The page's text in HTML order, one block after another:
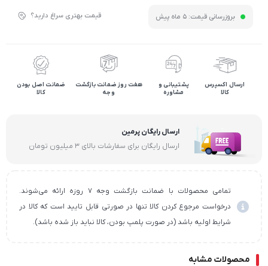
بروزرسانی قیمت: 5 ماه پیش قیمت بهتری سراغ دارید؟
ارسال اکسپرس
کالا
پشتیبانی و
مشاوره
هفت روز ضمانت بازگشت
وجه
ضمانت اصل بودن
کالا
ارسال رایگان پرمین
ارسال رایگان برای سفارشات بالای ۳ میلیون تومان
تمامی محصولات با ضمانت بازگشت وجه ۷ روزه ارائه می‌شوند.
درخواست مرجوع کردن کالا تنها در صورتی قابل تایید است که کالا در
شرایط اولیه باشد (در صورت پلمپ بودن، کالا نباید باز شده باشد).
محصولات مشابه